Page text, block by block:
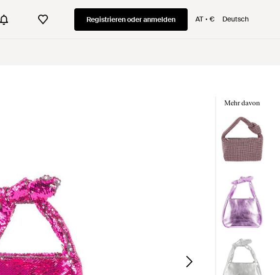
Registrieren oder anmelden AT € Deutsch
Mehr davon